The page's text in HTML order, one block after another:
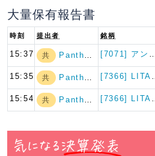
大量保有報告書
時刻 提出者 銘柄
15:37 共 Pantheum…
15:35 共 Pantheum…
15:54 共 Pantheum…